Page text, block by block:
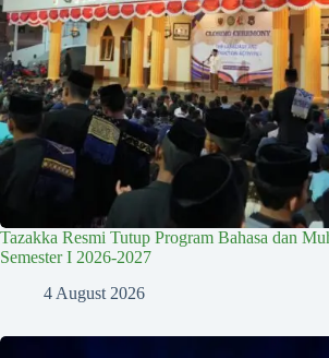
Tazakka Resmi Tutup Program Bahasa dan
Semester I 2026-2027
4 August 2026